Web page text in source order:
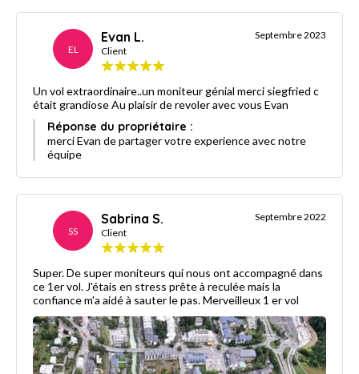
EL
Evan L.
Client
Septembre 2023
Un vol extraordinaire..un moniteur génial merci siegfried c
était grandiose Au plaisir de revoler avec vous Evan
Réponse du propriétaire :
merci Evan de partager votre experience avec notre
équipe
SS
Sabrina S.
Client
Septembre 2022
Super. De super moniteurs qui nous ont accompagné dans
ce 1er vol. J'étais en stress prête à reculée mais la
confiance m'a aidé à sauter le pas. Merveilleux 1 er vol